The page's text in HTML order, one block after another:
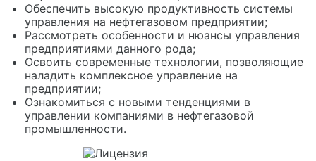
Обеспечить высокую продуктивность системы
управления на нефтегазовом предприятии;
Рассмотреть особенности и нюансы управления
предприятиями данного рода;
Освоить современные технологии, позволяющие
наладить комплексное управление на
предприятии;
Ознакомиться с новыми тенденциями в
управлении компаниями в нефтегазовой
промышленности.